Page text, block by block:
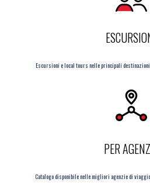
Escursioni e local tours nelle principali
PER
Catalogo disponibile nelle migliori agenzie di